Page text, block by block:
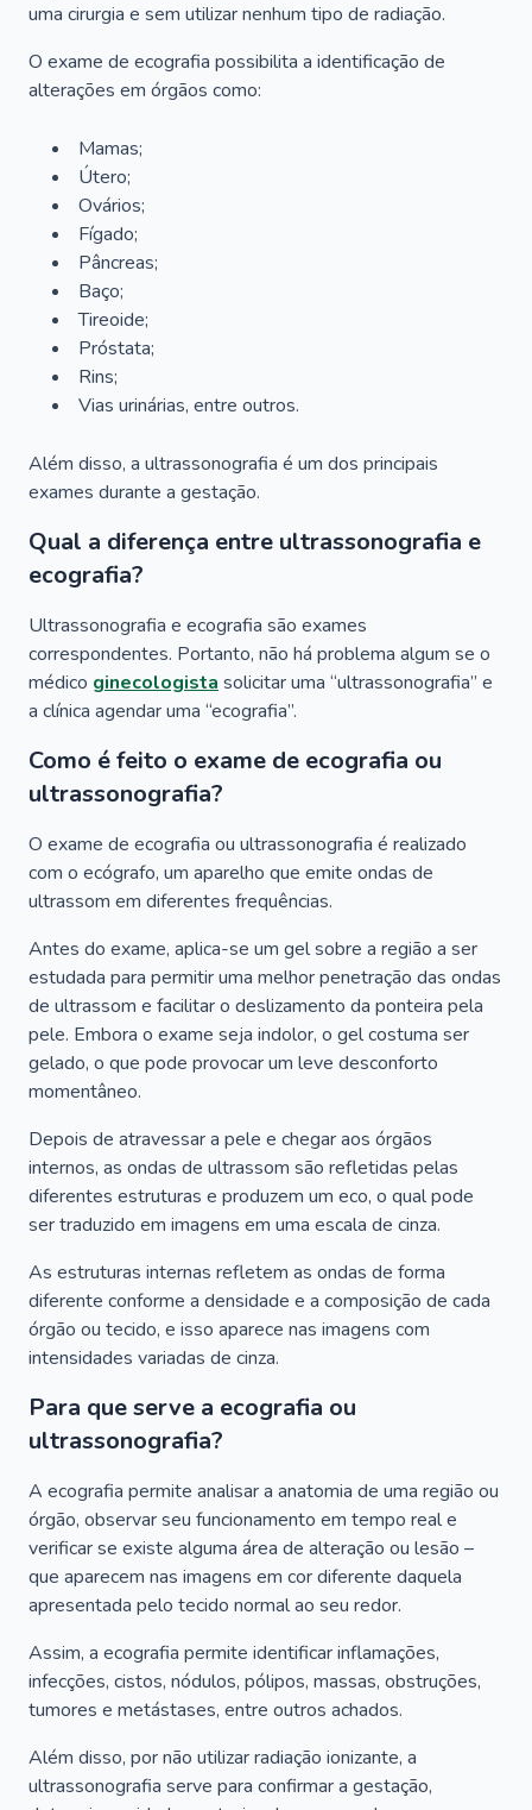
uma cirurgia e sem utilizar nenhum tipo de radiação.
O exame de ecografia possibilita a identificação de
alterações em órgãos como:
Mamas;
Útero;
Ovários;
Fígado;
Pâncreas;
Baço;
Tireoide;
Próstata;
Rins;
Vias urinárias, entre outros.
Além disso, a ultrassonografia é um dos principais
exames durante a gestação.
Qual a diferença entre ultrassonografia e
ecografia?
Ultrassonografia e ecografia são exames
correspondentes. Portanto, não há problema algum se o
médico ginecologista solicitar uma “ultrassonografia” e
a clínica agendar uma “ecografia”.
Como é feito o exame de ecografia ou
ultrassonografia?
O exame de ecografia ou ultrassonografia é realizado
com o ecógrafo, um aparelho que emite ondas de
ultrassom em diferentes frequências.
Antes do exame, aplica-se um gel sobre a região a ser
estudada para permitir uma melhor penetração das ondas
de ultrassom e facilitar o deslizamento da ponteira pela
pele. Embora o exame seja indolor, o gel costuma ser
gelado, o que pode provocar um leve desconforto
momentâneo.
Depois de atravessar a pele e chegar aos órgãos
internos, as ondas de ultrassom são refletidas pelas
diferentes estruturas e produzem um eco, o qual pode
ser traduzido em imagens em uma escala de cinza.
As estruturas internas refletem as ondas de forma
diferente conforme a densidade e a composição de cada
órgão ou tecido, e isso aparece nas imagens com
intensidades variadas de cinza.
Para que serve a ecografia ou
ultrassonografia?
A ecografia permite analisar a anatomia de uma região ou
órgão, observar seu funcionamento em tempo real e
verificar se existe alguma área de alteração ou lesão –
que aparecem nas imagens em cor diferente daquela
apresentada pelo tecido normal ao seu redor.
Assim, a ecografia permite identificar inflamações,
infecções, cistos, nódulos, pólipos, massas, obstruções,
tumores e metástases, entre outros achados.
Além disso, por não utilizar radiação ionizante, a
ultrassonografia serve para confirmar a gestação,